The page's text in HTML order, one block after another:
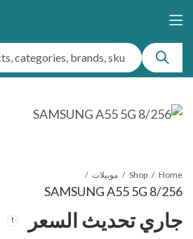
Home
Shop موبيلات
SAMSUNG A55 5G 8/256
جاري تحديث السعر